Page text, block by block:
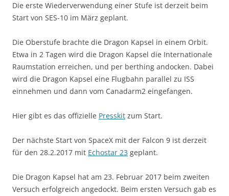
Die erste Wiederverwendung einer Stufe ist derzeit beim
Start von SES-10 im März geplant.
Die Oberstufe brachte die Dragon Kapsel in einem Orbit.
Etwa in 2 Tagen wird die Dragon Kapsel die Internationale
Raumstation erreichen, und per berthing andocken. Dabei
wird die Dragon Kapsel eine Flugbahn parallel zu ISS
einnehmen und dann vom Canadarm2 eingefangen.
Hier gibt es das offizielle Presskit zum Start.
Der nächste Start von SpaceX mit der Falcon 9 ist derzeit
für den 28.2.2017 mit Echostar 23 geplant.
Die Dragon Kapsel hat am 23. Februar 2017 beim zweiten
Versuch erfolgreich angedockt. Beim ersten Versuch gab es